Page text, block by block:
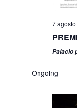
7 agosto
Palacio
Ongoing